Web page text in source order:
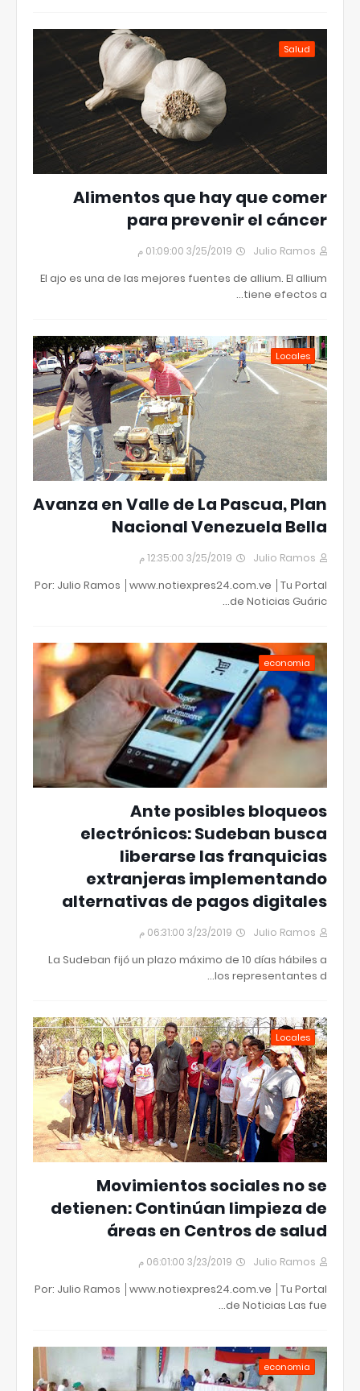
Salud
Alimentos que hay que comer
para prevenir el cáncer
Julio Ramos 3/25/2019 01:09:00 م
El ajo es una de las mejores fuentes de allium. El allium
tiene efectos a…
Locales
Avanza en Valle de La Pascua, Plan
Nacional Venezuela Bella
Julio Ramos 3/25/2019 12:35:00 م
Por: Julio Ramos │www.notiexpres24.com.ve │Tu Portal
de Noticias Guáric…
economia
Ante posibles bloqueos
electrónicos: Sudeban busca
liberarse las franquicias
extranjeras implementando
alternativas de pagos digitales
Julio Ramos 3/23/2019 06:31:00 م
La Sudeban fijó un plazo máximo de 10 días hábiles a
los representantes d…
Locales
Movimientos sociales no se
detienen: Continúan limpieza de
áreas en Centros de salud
Julio Ramos 3/23/2019 06:01:00 م
Por: Julio Ramos │www.notiexpres24.com.ve │Tu Portal
de Noticias Las fue…
economia